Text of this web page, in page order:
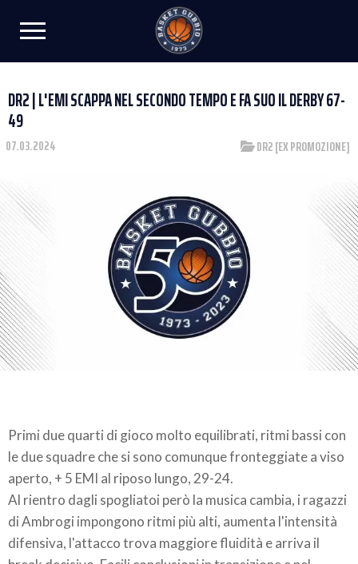
DR2 | L'EMI SCAPPA NEL SECONDO TEMPO E FA SUO IL DERBY 67-
49
07.03.2024 DR2 [EX PROMOZIONE]
Primi due quarti di gioco molto equilibrati, ritmi bassi con
le due squadre che si sono comunque fronteggiate a viso
aperto, + 5 EMI al riposo lungo, 29-24.
Al rientro dagli spogliatoi però la musica cambia, i ragazzi
di Ambrogi impongono ritmi più alti, aumenta l'intensità
difensiva, l'attacco trova maggiore fluidità e arriva il